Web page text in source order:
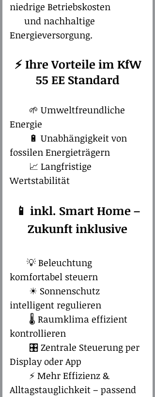
niedrige Betriebskosten
und nachhaltige
Energieversorgung.
⚡ Ihre Vorteile im KfW
55 EE Standard
🌱 Umweltfreundliche
Energie
🔋 Unabhängigkeit von
fossilen Energieträgern
📈 Langfristige
Wertstabilität
📱 inkl. Smart Home –
Zukunft inklusive​
💡 Beleuchtung
komfortabel steuern
☀ Sonnenschutz
intelligent regulieren
🌡 Raumklima effizient
kontrollieren
🎛️ Zentrale Steuerung per
Display oder App
⚡ Mehr Effizienz &
Alltagstauglichkeit – passend